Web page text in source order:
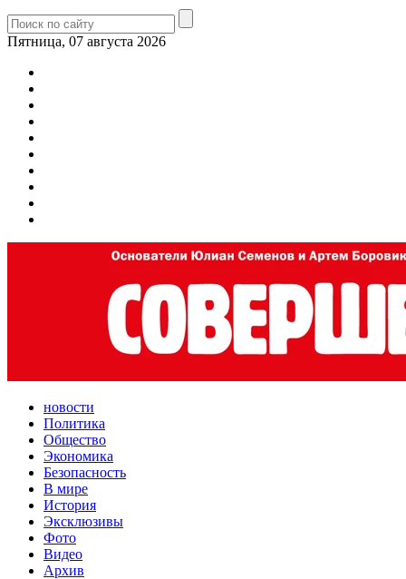
Пятница, 07 августа 2026
новости
Политика
Общество
Экономика
Безопасность
В мире
История
Эксклюзивы
Фото
Видео
Архив